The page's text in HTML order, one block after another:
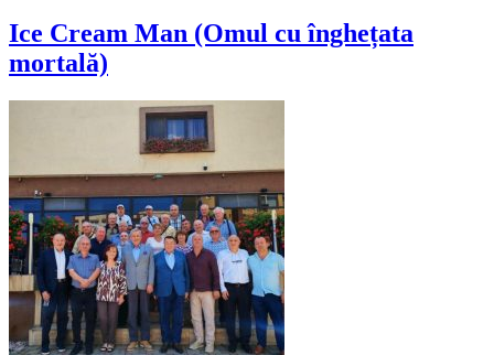
Ice Cream Man (Omul cu înghețata
mortală)